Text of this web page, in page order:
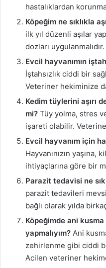
hastalıklardan
Köpeğim ne sıklıkla
ilk yıl düzenli aşılar
dozları uygulanmalıdır.
Evcil hayvanımın
İştahsızlık ciddi bir
Veteriner hekiminize
Kedim tüylerini aşırı
mi? Tüy yolma, stres
işareti olabilir.
Evcil hayvanım için
Hayvanınızın yaşına,
ihtiyaçlarına göre bir
Parazit tedavisi ne
parazit tedavileri
bağlı olarak yılda
Köpeğimde ani
yapmalıyım? Ani
zehirlenme gibi ciddi
Acilen veteriner